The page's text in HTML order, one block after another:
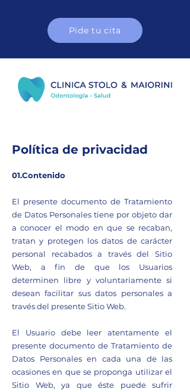
Pide tu cita
Política de privacidad
01.Contenido
El presente documento de Tratamiento
de Datos Personales tiene por objeto dar
a conocer el modo en que se recaban,
tratan y protegen los datos de carácter
personal recabados a través del Sitio
Web, a fin de que los Usuarios
determinen libre y voluntariamente si
desean facilitar sus datos personales a
través del presente Sitio Web.
El Usuario debe leer atentamente el
presente documento de Tratamiento de
Datos Personales en cada una de las
ocasiones en que se proponga utilizar el
Sitio Web, ya que éste puede sufrir